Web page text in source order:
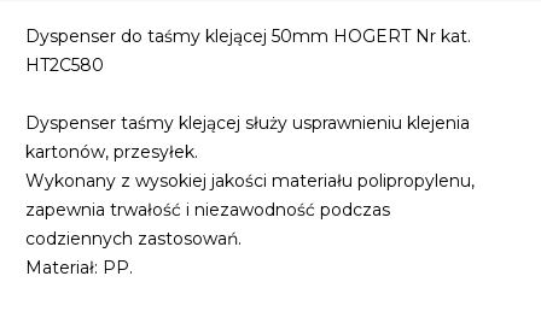
Dyspenser do taśmy klejącej 50mm HOGERT Nr kat.
HT2C580
Dyspenser taśmy klejącej służy usprawnieniu klejenia
kartonów, przesyłek.
Wykonany z wysokiej jakości materiału polipropylenu,
zapewnia trwałość i niezawodność podczas
codziennych zastosowań.
Materiał: PP.